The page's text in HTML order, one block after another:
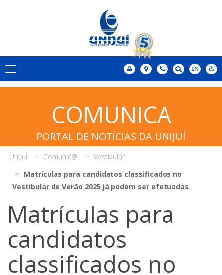
COMUNICA
PORTAL DE NOTÍCIAS DA UNIJUÍ
Unijuí Comunic@
Vestibular
Matrículas para candidatos classificados no
Vestibular de Verão 2025 já podem ser efetuadas
Matrículas para
candidatos
classificados no